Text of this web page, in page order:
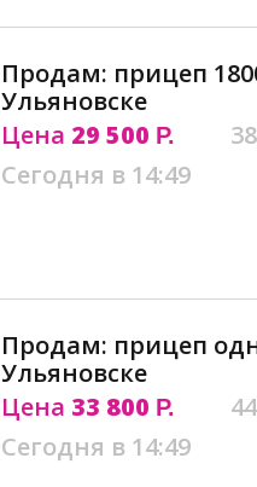
Продам: прицеп
Ульяновске
Цена 29 500 Р.
Сегодня в 14:49
Продам: прицеп
Ульяновске
Цена 33 800 Р.
Сегодня в 14:49